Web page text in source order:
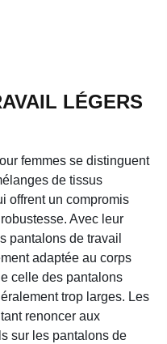
LÉGERS
femmes se distinguent
de tissus
offrent un compromis
Avec leur
pantalons de travail
adaptée au corps
celle des pantalons
trop larges. Les
renoncer aux
sur les pantalons de